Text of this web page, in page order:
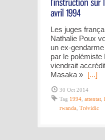
Les juges
Nathalie Poux
un ex-
par le polémiste
viendrait
Masaka » [...]
30 Oct 2014
Tag 1994 attentat
rwanda Trévidic